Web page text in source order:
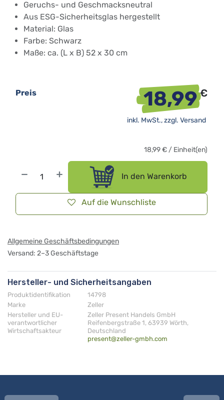
Geruchs- und Geschmacksneutral
Aus ESG-Sicherheitsglas hergestellt
Material: Glas
Farbe: Schwarz
Maße: ca. (L x B) 52 x 30 cm
In den Warenkorb
Auf die Wunschliste
Preis 18,99€
inkl. MwSt., zzgl. Versand
18,99€ / Einheit(en)
Allgemeine Geschäftsbedingungen
Versand: 2–3 Geschäftstage
Hersteller- und Sicherheitsangaben
Produktidentifikation
14798
Marke
Zeller
Hersteller und EU-
verantwortlicher
Wirtschaftsakteur
Zeller Present Handels GmbH
Reifenbergstraße 1, 63939 Wörth,
Deutschland
present@zeller-gmbh.com